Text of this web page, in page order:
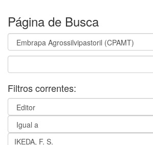
Página de Busca
Filtros correntes: